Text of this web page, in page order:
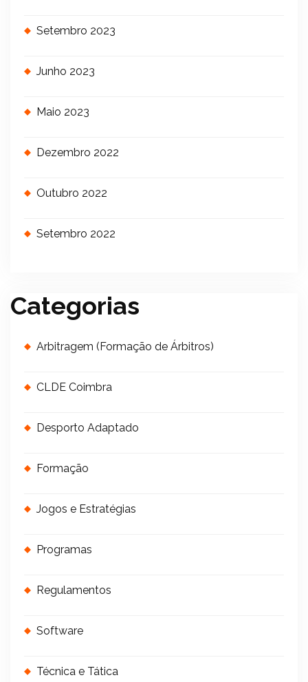
Setembro 2023
Junho 2023
Maio 2023
Dezembro 2022
Outubro 2022
Setembro 2022
Categorias
Arbitragem (Formação de Árbitros)
CLDE Coimbra
Desporto Adaptado
Formação
Jogos e Estratégias
Programas
Regulamentos
Software
Técnica e Tática